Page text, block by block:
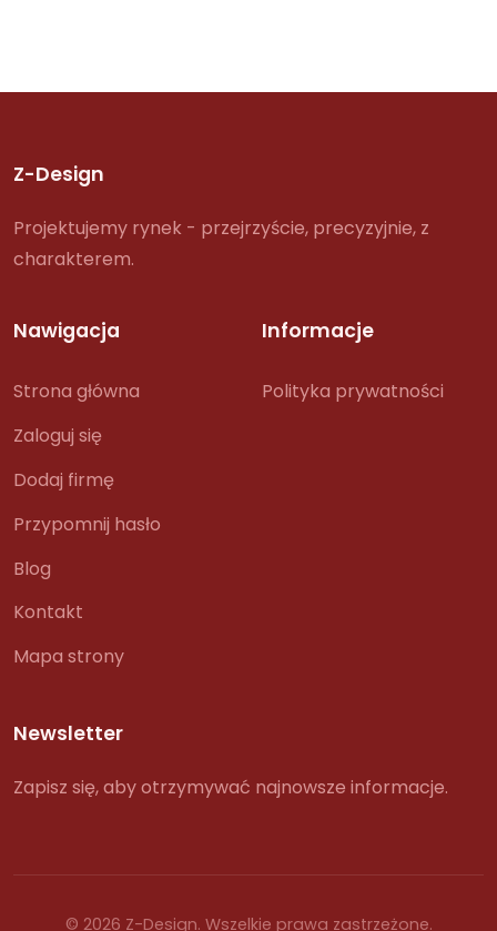
Z-Design
Projektujemy rynek - przejrzyście, precyzyjnie, z
charakterem.
Nawigacja
Strona główna
Zaloguj się
Dodaj firmę
Przypomnij hasło
Blog
Kontakt
Mapa strony
Informacje
Polityka prywatności
Newsletter
Zapisz się, aby otrzymywać najnowsze informacje.
© 2026 Z-Design. Wszelkie prawa zastrzeżone.